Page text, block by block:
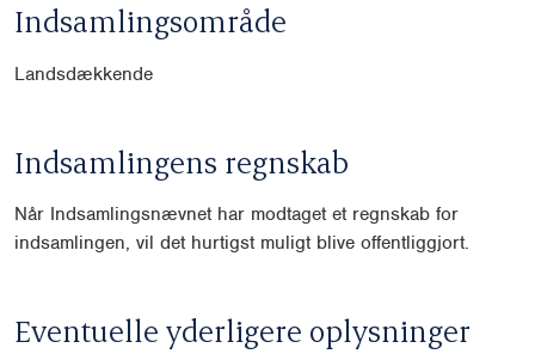
Indsamlingsområde
Landsdækkende
Indsamlingens regnskab
Når Indsamlingsnævnet har modtaget et regnskab for
indsamlingen, vil det hurtigst muligt blive offentliggjort.
Eventuelle yderligere oplysninger